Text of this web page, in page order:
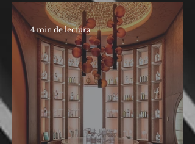
4 min de lectura